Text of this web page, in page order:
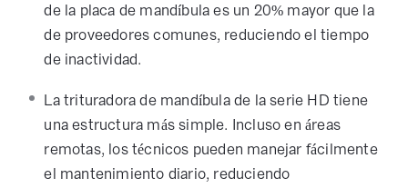
de la placa de mandíbula es un 20% mayor que la
de proveedores comunes, reduciendo el tiempo
de inactividad.
La trituradora de mandíbula de la serie HD tiene
una estructura más simple. Incluso en áreas
remotas, los técnicos pueden manejar fácilmente
el mantenimiento diario, reduciendo